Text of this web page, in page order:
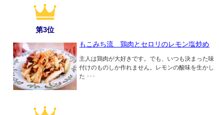
第3位
もこみち流 鶏肉とセロリのレモン塩炒め
主人は鶏肉が大好きです。でも、いつも決まった味
付けのものしか作れません。レモンの酸味を生かし
た ･･･